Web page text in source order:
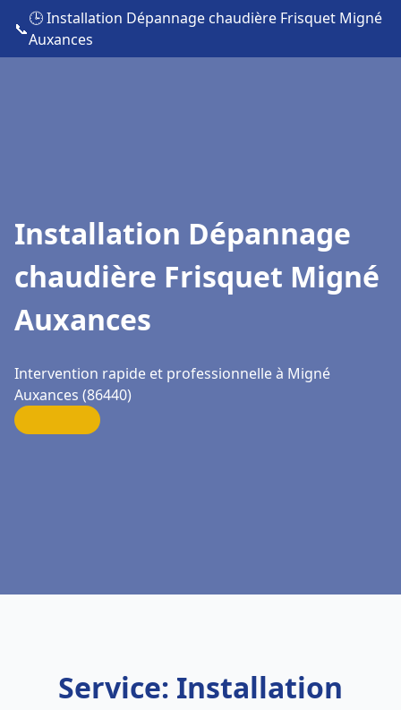
📞
🕒 Installation Dépannage chaudière Frisquet Migné
Auxances
Installation Dépannage
chaudière Frisquet Migné
Auxances
Intervention rapide et professionnelle à Migné
Auxances (86440)
Service: Installation